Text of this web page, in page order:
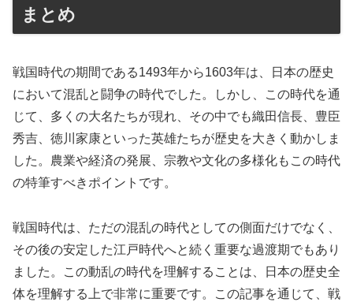
まとめ
戦国時代の期間である1493年から1603年は、日本の歴史
において混乱と闘争の時代でした。しかし、この時代を通
じて、多くの大名たちが現れ、その中でも織田信長、豊臣
秀吉、徳川家康といった英雄たちが歴史を大きく動かしま
した。農業や経済の発展、宗教や文化の多様化もこの時代
の特筆すべきポイントです。
戦国時代は、ただの混乱の時代としての側面だけでなく、
その後の安定した江戸時代へと続く重要な過渡期でもあり
ました。この動乱の時代を理解することは、日本の歴史全
体を理解する上で非常に重要です。この記事を通じて、戦